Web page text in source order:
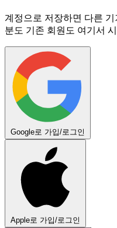
계정으로 저장하면 다른
분도 기존 회원도 여기서
Google로 가입/로그인
Apple로 가입/로그인